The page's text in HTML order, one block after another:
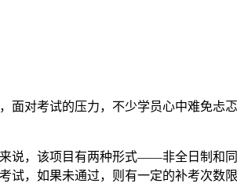
对考试的压力，不少学员心中难免忐忑
说，该项目有两种形式——非全日制和
试，如果未通过，则有一定的补考次数